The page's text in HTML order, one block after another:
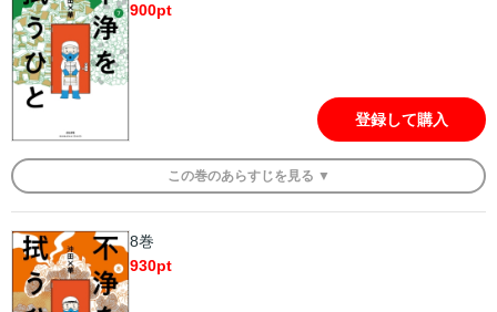
900pt
登録して購入
この巻のあらすじを 見る ▼
8巻
930pt